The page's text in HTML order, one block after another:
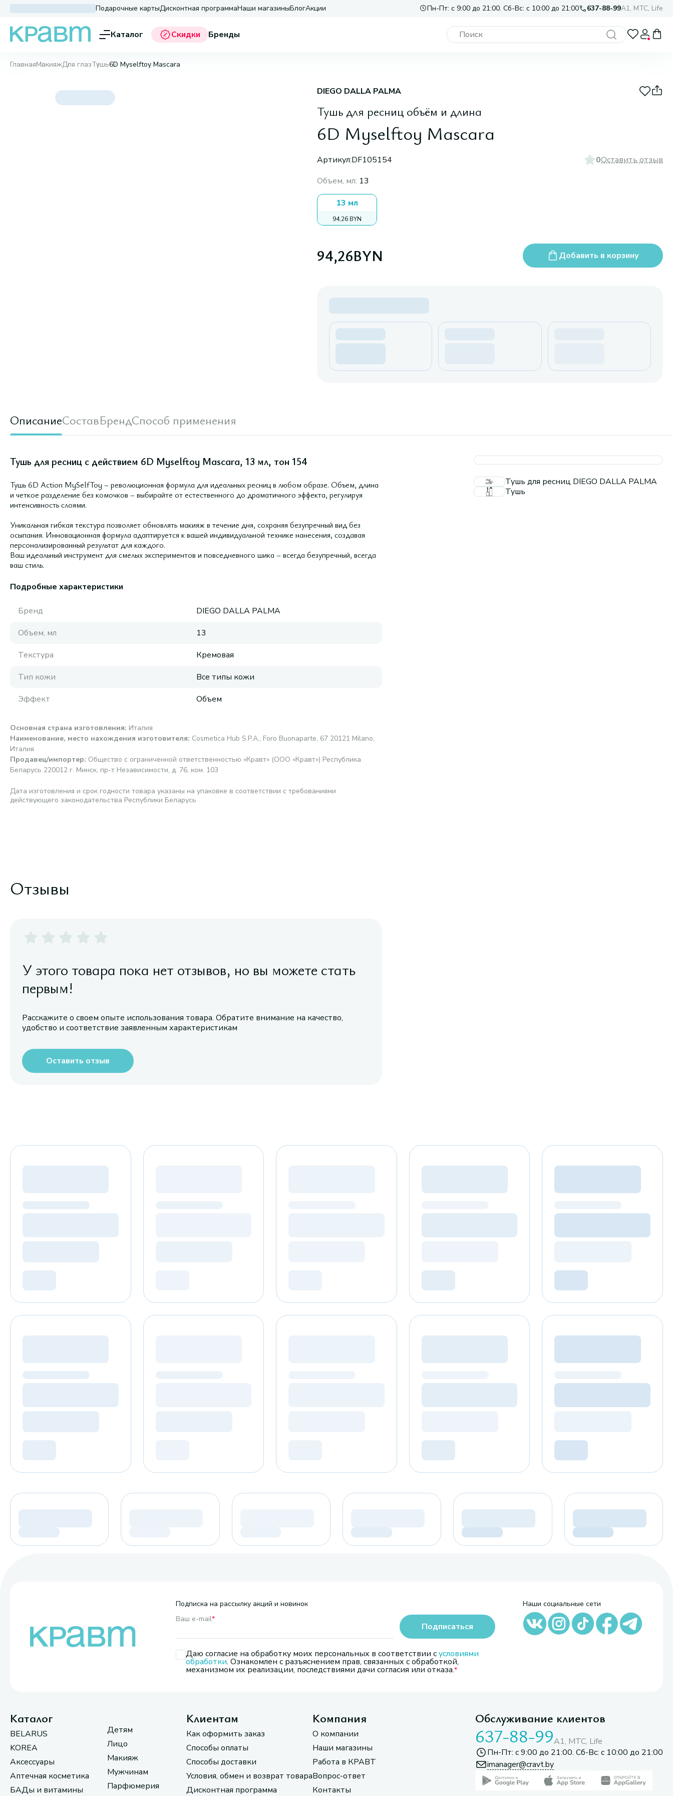
Подарочные картыДисконтная программаНаши магазиныБлогАкции Пн-Пт: с 9:00 до 21:00. Сб-Вс: с 10:00 до 21:00 637-88-99A1, МТС, Life
Каталог Скидки Бренды
ГлавнаяМакияжДля глазТушь6D Myselftoy Mascara
DIEGO DALLA PALMA
Тушь для ресниц объём и длина
6D Myselftoy Mascara
Артикул:DF105154 0Оставить отзыв
Объем, мл: 13
13 мл
94,26 BYN
94,26BYN Добавить в корзину
ОписаниеСоставБрендСпособ применения
Тушь для ресниц с действием 6D Myselftoy Mascara, 13 мл, тон 154
Тушь 6D Action MySelfToy – революционная формула для идеальных ресниц в любом образе. Объем, длина
и четкое разделение без комочков – выбирайте от естественного до драматичного эффекта, регулируя
интенсивность слоями.
Уникальная гибкая текстура позволяет обновлять макияж в течение дня, сохраняя безупречный вид без
осыпания. Инновационная формула адаптируется к вашей индивидуальной технике нанесения, создавая
персонализированный результат для каждого.
Ваш идеальный инструмент для смелых экспериментов и повседневного шика – всегда безупречный, всегда
ваш стиль.
Подробные характеристики
Бренд
DIEGO DALLA PALMA
Объем, мл
13
Текстура
Кремовая
Тип кожи
Все типы кожи
Эффект
Объем
Основная страна изготовления: Италия
Наименование, место нахождения изготовителя: Cosmetica Hub S.P.A., Foro Buonaparte, 67 20121 Milano,
Италия
Продавец/импортер: Общество с ограниченной ответственностью «Кравт» (ООО «Кравт») Республика
Беларусь 220012 г. Минск, пр-т Независимости, д. 76, ком. 103
Дата изготовления и срок годности товара указаны на упаковке в соответствии с требованиями
действующего законодательства Республики Беларусь
Тушь для ресниц DIEGO DALLA PALMA
Тушь
Отзывы
У этого товара пока нет отзывов, но вы можете стать
первым!
Расскажите о своем опыте использования товара. Обратите внимание на качество,
удобство и соответствие заявленным характеристикам
Оставить отзыв
Подписка на рассылку акций и новинок
Ваш e-mail*
Даю согласие на обработку моих персональных в соответствии сусловиями
обработки. Ознакомлен с разъяснением прав, связанных с обработкой,
механизмом их реализации, последствиями дачи согласия или отказа.
Подписаться
Наши социальные сети
Каталог
BELARUS
KOREA
Аксессуары
Аптечная косметика
БАДы и витамины
Детям
Лицо
Макияж
Мужчинам
Парфюмерия
Клиентам
Как оформить заказ
Способы оплаты
Способы доставки
Условия, обмен и возврат товара
Дисконтная программа
Компания
О компании
Наши магазины
Работа в КРАВТ
Вопрос-ответ
Контакты
Обслуживание клиентов
637-88-99A1, МТС, Life
Пн-Пт: с 9:00 до 21:00. Сб-Вс: с 10:00 до 21:00
imanager@cravt.by